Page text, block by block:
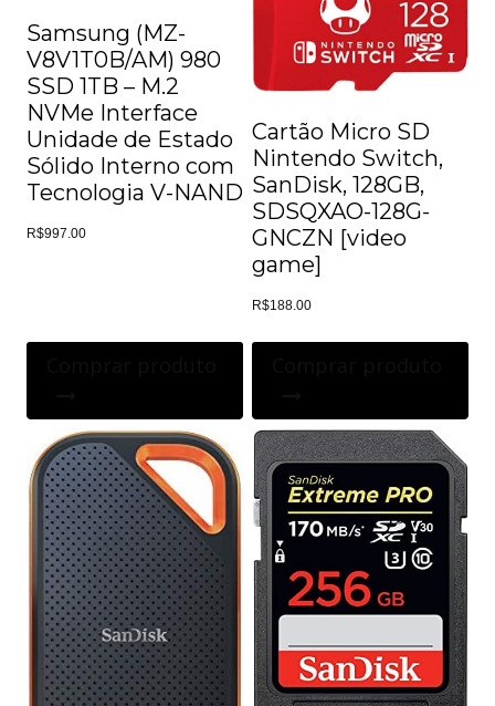
Samsung (MZ-
V8V1T0B/AM) 980
SSD 1TB – M.2
NVMe Interface
Unidade de Estado
Sólido Interno com
Tecnologia V-NAND
R$997.00
Cartão Micro SD
Nintendo Switch,
SanDisk, 128GB,
SDSQXAO-128G-
GNCZN [video
game]
R$188.00